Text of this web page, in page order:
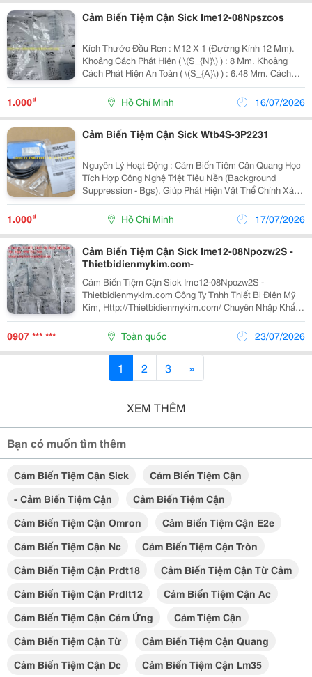
Cảm Biến Tiệm Cận Sick Ime12-08Npszcos
Kích Thước Đầu Ren : M12 X 1 (Đường Kính 12 Mm).
Khoảng Cách Phát Hiện ( \(S_{N}\) ) : 8 Mm. Khoảng
Cách Phát Hiện An Toàn ( \(S_{A}\) ) : 6.48 Mm. Cách
Thức Lắp Đặt : Non-Flush (Lắp Không Phẳng / Đầu Lồi).
Tần Số Chuyển Mạch : 2,000 Hz (Cho...
1.000₫ Hồ Chí Minh 16/07/2026
Cảm Biến Tiệm Cận Sick Wtb4S-3P2231
Nguyên Lý Hoạt Động : Cảm Biến Tiệm Cận Quang Học
Tích Hợp Công Nghệ Triệt Tiêu Nền (Background
Suppression - Bgs), Giúp Phát Hiện Vật Thể Chính Xác
Mà Không Bị Nhiễu Bởi Màu Sắc Hoặc Các Bề Mặt
Phản Xạ Phía Sau. Phạm Vi Phát Hiện : Từ 4 Mm Đến
1.000₫ Hồ Chí Minh 17/07/2026
Cảm Biến Tiệm Cận Sick Ime12-08Npozw2S -
Thietbidienmykim.com-
Cảm Biến Tiệm Cận Sick Ime12-08Npozw2S -
Thietbidienmykim.com Công Ty Tnhh Thiết Bị Điện Mỹ
Kim, Http://Thietbidienmykim.com/ Chuyên Nhập Khẩu
Và Cung Cấp Thiết Bị Điện Tự Động Hóa &Amp; Công
Nghiệp Tại Thị Trường Việt Nam. Với Những Thương...
0907 *** *** Toàn quốc 23/07/2026
1 2 3 »
XEM THÊM
Bạn có muốn tìm thêm
Cảm Biến Tiệm Cận Sick
Cảm Biến Tiệm Cận
- Cảm Biến Tiệm Cận
Cảm Biến Tiệm Cận
Cảm Biến Tiệm Cận Omron
Cảm Biến Tiệm Cận E2e
Cảm Biến Tiệm Cận Nc
Cảm Biến Tiệm Cận Tròn
Cảm Biến Tiệm Cận Prdt18
Cảm Biến Tiệm Cận Từ Cảm
Cảm Biến Tiệm Cận Prdlt12
Cảm Biến Tiệm Cận Ac
Cảm Biến Tiệm Cận Cảm Ứng
Cảm Tiệm Cận
Cảm Biến Tiệm Cận Từ
Cảm Biến Tiệm Cận Quang
Cảm Biến Tiệm Cận Dc
Cảm Biến Tiệm Cận Lm35